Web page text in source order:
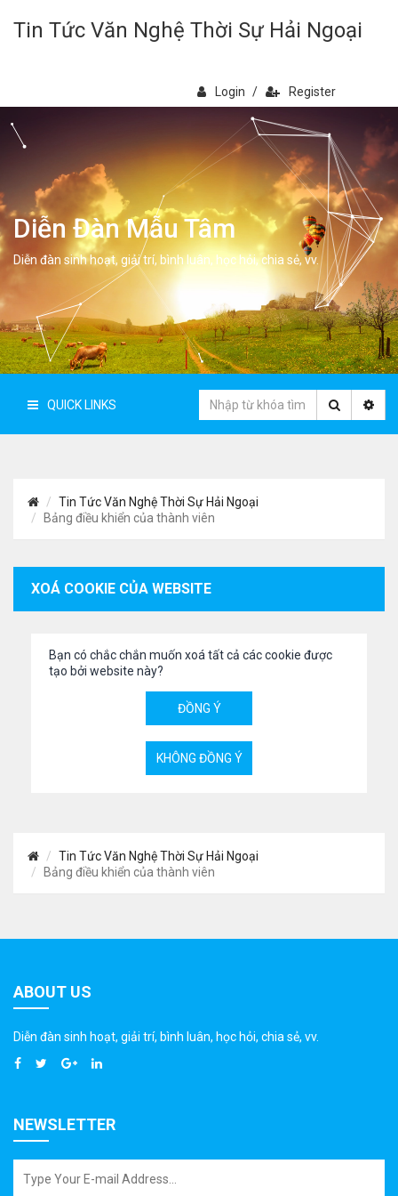
Tin Tức Văn Nghệ Thời Sự Hải Ngoại
Login / Register
Diễn Đàn Mẫu Tâm
Diễn đàn sinh hoạt, giải trí, bình luân, học hỏi, chia sẻ, vv.
QUICK LINKS
Tin Tức Văn Nghệ Thời Sự Hải Ngoại
Bảng điều khiển của thành viên
XOÁ COOKIE CỦA WEBSITE
Bạn có chắc chắn muốn xoá tất cả các cookie được
tạo bởi website này?
Tin Tức Văn Nghệ Thời Sự Hải Ngoại
Bảng điều khiển của thành viên
ABOUT US
Diễn đàn sinh hoạt, giải trí, bình luân, học hỏi, chia sẻ, vv.
NEWSLETTER